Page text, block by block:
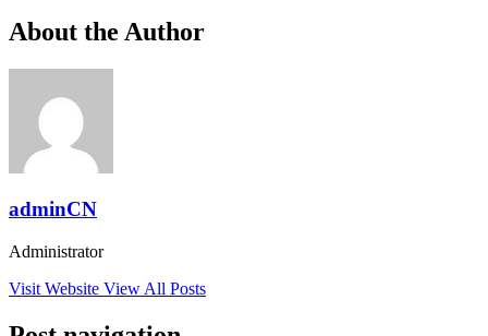
About the Author
adminCN
Administrator
Visit Website View All Posts